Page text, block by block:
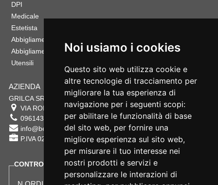
Noi usiamo i cookies
Questo sito web utilizza cookie e
altre tecnologie di tracciamento per
migliorare la tua esperienza di
navigazione per i seguenti scopi:
per abilitare le funzionalità di base
del sito web, per fornire una
migliore esperienza sul sito web,
per misurare il tuo interesse nei
nostri prodotti e servizi e
personalizzare le interazioni di
DPI
Medicale
Estetista
Abbigliamento Sportivo
Abbigliamento Bambino
Utensili
AZIENDA
GRILCA SRL
VIA ROMA 180 88054 SERSALE CZ
0961432177
info@bestsafety.it
P.IVA 02342180797
CONTROLLA LO STATO DEL TUO ORDINE